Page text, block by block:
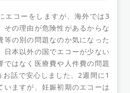
エコーをしますが、海外では3
その理由が危険性があるからな
等の別の問題なのか気になった
日本以外の国でエコーが少ない
ではなく医療費や人件費の問題
お話で安心しました。2週間に1
いますが、妊娠初期のエコーは